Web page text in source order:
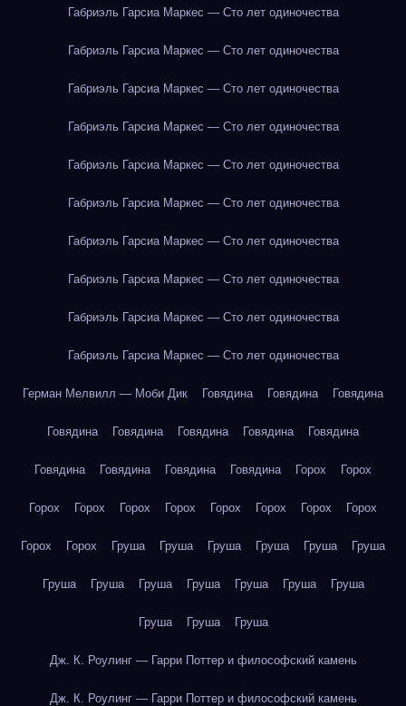
Габриэль Гарсиа Маркес — Сто лет одиночества
Габриэль Гарсиа Маркес — Сто лет одиночества
Габриэль Гарсиа Маркес — Сто лет одиночества
Габриэль Гарсиа Маркес — Сто лет одиночества
Габриэль Гарсиа Маркес — Сто лет одиночества
Габриэль Гарсиа Маркес — Сто лет одиночества
Габриэль Гарсиа Маркес — Сто лет одиночества
Габриэль Гарсиа Маркес — Сто лет одиночества
Габриэль Гарсиа Маркес — Сто лет одиночества
Габриэль Гарсиа Маркес — Сто лет одиночества
Герман Мелвилл — Моби Дик Говядина Говядина Говядина
Говядина Говядина Говядина Говядина Говядина
Говядина Говядина Говядина Говядина Горох Горох
Горох Горох Горох Горох Горох Горох Горох Горох
Горох Горох Груша Груша Груша Груша Груша Груша
Груша Груша Груша Груша Груша Груша Груша
Груша Груша Груша
Дж. К. Роулинг — Гарри Поттер и философский камень
Дж. К. Роулинг — Гарри Поттер и философский камень